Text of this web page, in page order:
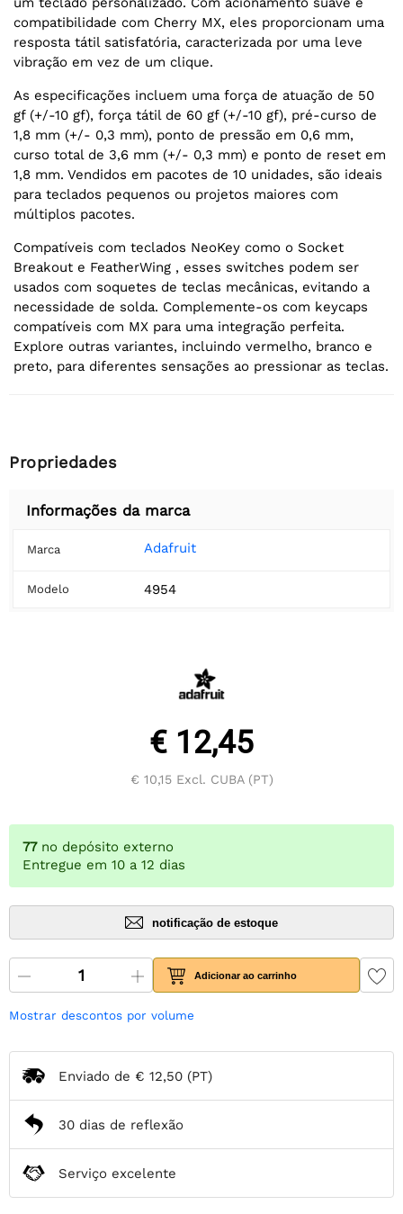
compatibilidade com Cherry MX, eles proporcionam uma
resposta tátil satisfatória, caracterizada por uma leve
vibração em vez de um clique.
As especificações incluem uma força de atuação de 50
gf (+/-10 gf), força tátil de 60 gf (+/-10 gf), pré-curso de
1,8 mm (+/- 0,3 mm), ponto de pressão em 0,6 mm,
curso total de 3,6 mm (+/- 0,3 mm) e ponto de reset em
1,8 mm. Vendidos em pacotes de 10 unidades, são ideais
para teclados pequenos ou projetos maiores com
múltiplos pacotes.
Compatíveis com teclados NeoKey como o Socket
Breakout e FeatherWing , esses switches podem ser
usados com soquetes de teclas mecânicas, evitando a
necessidade de solda. Complemente-os com keycaps
compatíveis com MX para uma integração perfeita.
Explore outras variantes, incluindo vermelho, branco e
preto, para diferentes sensações ao pressionar as teclas.
Propriedades
Informações da marca
Marca Adafruit
Modelo 4954
€ 12,45
€ 10,15Excl. CUBA (PT)
77 no depósito externo
Entregue em 10 a 12 dias
notificação de estoque
Adicionar ao carrinho
Mostrar descontos por volume
Enviado de € 12,50 (PT)
30 dias de reflexão
Serviço excelente